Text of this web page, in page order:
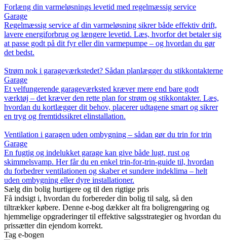
Forlæng din varmeløsnings levetid med regelmæssig service
Garage
Regelmæssig service af din varmeløsning sikrer både effektiv drift,
lavere energiforbrug og længere levetid. Læs, hvorfor det betaler sig
at passe godt på dit fyr eller din varmepumpe – og hvordan du gør
det bedst.
Strøm nok i garageværkstedet? Sådan planlægger du stikkontakterne
Garage
Et velfungerende garageværksted kræver mere end bare godt
værktøj – det kræver den rette plan for strøm og stikkontakter. Læs,
hvordan du kortlægger dit behov, placerer udtagene smart og sikrer
en tryg og fremtidssikret elinstallation.
Ventilation i garagen uden ombygning – sådan gør du trin for trin
Garage
En fugtig og indelukket garage kan give både lugt, rust og
skimmelsvamp. Her får du en enkel trin-for-trin-guide til, hvordan
du forbedrer ventilationen og skaber et sundere indeklima – helt
uden ombygning eller dyre installationer.
Sælg din bolig hurtigere og til den rigtige pris
Få indsigt i, hvordan du forbereder din bolig til salg, så den
tiltrækker købere. Denne e-bog dækker alt fra boligrengøring og
hjemmelige opgraderinger til effektive salgsstrategier og hvordan du
prissætter din ejendom korrekt.
Tag e-bogen